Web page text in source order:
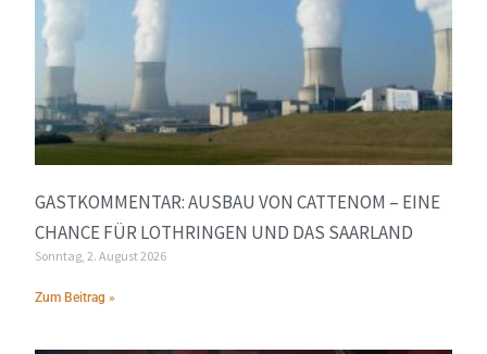
GASTKOMMENTAR: AUSBAU VON CATTENOM – EINE
CHANCE FÜR LOTHRINGEN UND DAS SAARLAND
Sonntag, 2. August 2026
Zum Beitrag »